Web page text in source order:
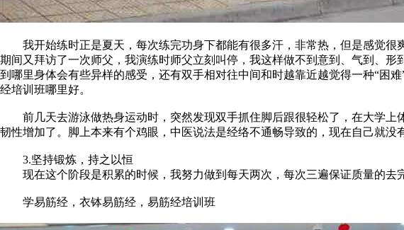
我开始练时正是夏天，每次练完功身下都能有很多汗，非常热，但是感觉很
期间又拜访了一次师父，我演练时师父立刻叫停，我这样做不到意到、气到、
到哪里身体会有些异样的感受，还有双手相对往中间和时越靠近越觉得一种“困
经培训班哪里好。
前几天去游泳做热身运动时，突然发现双手抓住脚后跟很轻松了，在大学上
韧性增加了。脚上本来有个鸡眼，中医说法是经络不通畅导致的，现在自己就没
3.坚持锻炼，持之以恒
现在这个阶段是积累的时候，我努力做到每天两次，每次三遍保证质量的去
学易筋经，衣钵易筋经，易筋经培训班